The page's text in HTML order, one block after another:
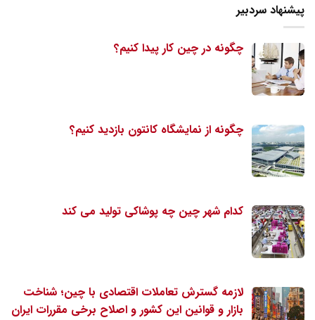
پیشنهاد سردبیر
چگونه در چین کار پیدا کنیم؟
چگونه از نمایشگاه کانتون بازدید کنیم؟
کدام شهر چین چه پوشاکی تولید می کند
لازمه گسترش تعاملات اقتصادی با چین؛ شناخت
بازار و قوانین این کشور و اصلاح برخی مقررات ایران